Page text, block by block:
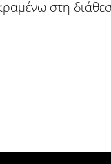
στη